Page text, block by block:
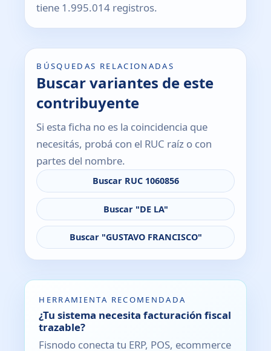
tiene 1.995.014 registros.
BÚSQUEDAS RELACIONADAS
Buscar variantes de este
contribuyente
Si esta ficha no es la coincidencia que
necesitás, probá con el RUC raíz o con
partes del nombre.
Buscar RUC 1060856
Buscar "DE LA"
Buscar "GUSTAVO FRANCISCO"
HERRAMIENTA RECOMENDADA
¿Tu sistema necesita facturación fiscal
trazable?
Fisnodo conecta tu ERP, POS, ecommerce